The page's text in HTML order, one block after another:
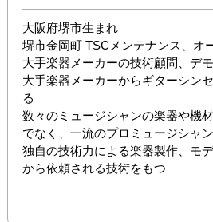
大阪府堺市生まれ
堺市金岡町 TSCメンテナンス、オ
大手楽器メーカーの技術顧問、デ
大手楽器メーカーからギターシン
る
数々のミュージシャンの楽器や機
でなく、一流のプロミュージシャ
独自の技術力による楽器製作、モ
から依頼される技術をもつ